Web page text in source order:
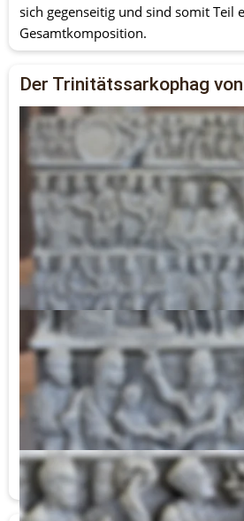
sich gegenseitig und sind somit Teil
Gesamtkomposition.
Der Trinitätssarkophag
Der Trinitätssarkophag von Arles
zweizoniger Prunksarkophag,
325 n. Chr. Er ist reich geschmückt
neutestamentlichen und
zum Beispiel die Anbetung der
Gewändern dargestellt. Die drei
Gaben der thronenden Maria mit
Der vorne dargestellte Magier
auf den Stern, der ihnen den Weg
Weitere Bildelemente zeigen Szenen
Petruserzählungen, wie etwa die
das Wasserwunder im
lässt im Carcer Mamertinus eine
tauft seine beiden Wärter mit dem
Quelle.
Der Sarkophag ist heute im
Arles zu bewundern.